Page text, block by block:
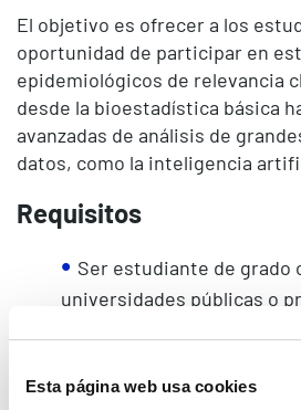
Esta página web usa cookies
El objetivo es ofrecer a los
oportunidad de participar en
epidemiológicos de relevancia
desde la bioestadística básica
avanzadas de análisis de
datos, como la inteligencia
Requisitos
Ser estudiante de grado
universidades públicas o
estadística o ingeniería.